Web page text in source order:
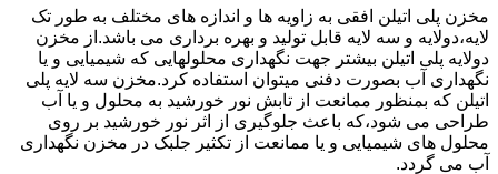
مخزن پلی اتیلن افقی به زاویه ها و اندازه های مختلف به طور تک
لایه،دولایه و سه لایه قابل تولید و بهره برداری می باشد.از مخزن
دولایه پلی اتیلن بیشتر جهت نگهداری محلولهایی که شیمیایی و یا
نگهداری آب بصورت دفنی میتوان استفاده کرد.مخزن سه لایه پلی
اتیلن که بمنظور ممانعت از تابش نور خورشید به محلول و یا آب
طراحی می شود،که باعث جلوگیری از اثر نور خورشید بر روی
محلول های شیمیایی و یا ممانعت از تکثیر جلبک در مخزن نگهداری
آب می گردد.